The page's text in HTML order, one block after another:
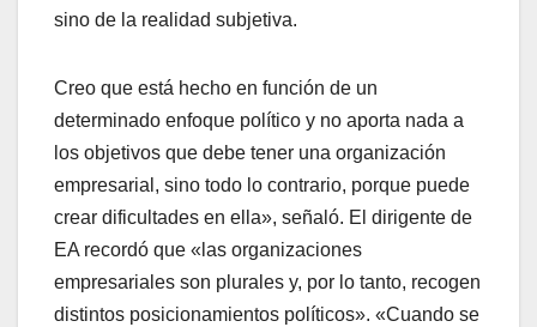
sino de la realidad subjetiva.
Creo que está hecho en función de un
determinado enfoque polí­tico y no aporta nada a
los objetivos que debe tener una organización
empresarial, sino todo lo contrario, porque puede
crear dificultades en ella», señaló. El dirigente de
EA recordó que «las organizaciones
empresariales son plurales y, por lo tanto, recogen
distintos posicionamientos polí­ticos». «Cuando se